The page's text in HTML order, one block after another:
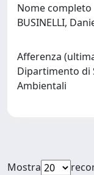
Nome completo
BUSINELLI,
Afferenza
Dipartimento di
Ambientali
Mostra